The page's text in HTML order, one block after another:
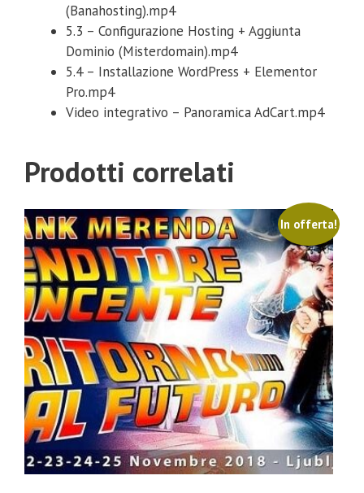
(Banahosting).mp4
5.3 – Configurazione Hosting + Aggiunta
Dominio (Misterdomain).mp4
5.4 – Installazione WordPress + Elementor
Pro.mp4
Video integrativo – Panoramica AdCart.mp4
Prodotti correlati
In offerta!